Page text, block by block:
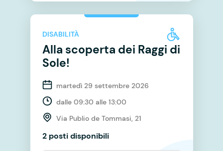
DISABILITÀ
Alla scoperta dei Raggi di
Sole!
martedì 29 settembre 2026
dalle 09:30 alle 13:00
Via Publio de Tommasi, 21
2 posti disponibili